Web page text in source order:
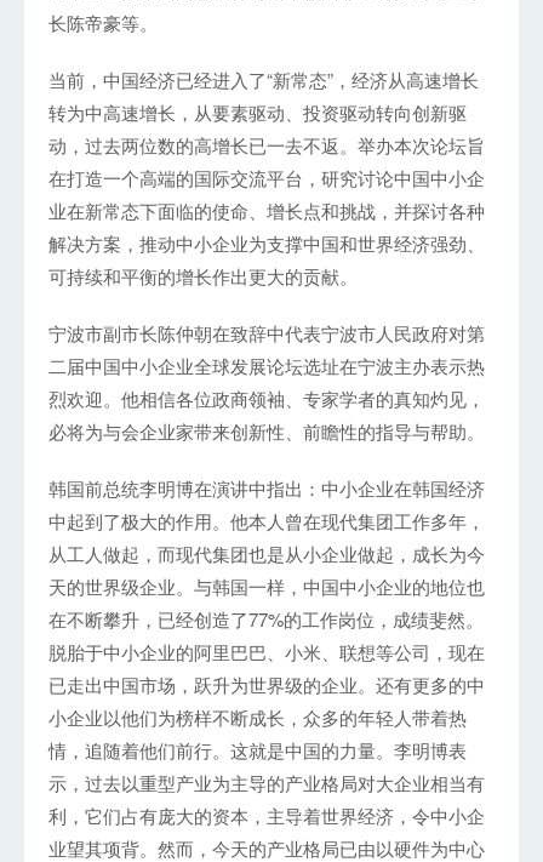
长陈帝豪等。
当前，中国经济已经进入了“新常态”，经济从高速增长
转为中高速增长，从要素驱动、投资驱动转向创新驱
动，过去两位数的高增长已一去不返。举办本次论坛旨
在打造一个高端的国际交流平台，研究讨论中国中小企
业在新常态下面临的使命、增长点和挑战，并探讨各种
解决方案，推动中小企业为支撑中国和世界经济强劲、
可持续和平衡的增长作出更大的贡献。
宁波市副市长陈仲朝在致辞中代表宁波市人民政府对第
二届中国中小企业全球发展论坛选址在宁波主办表示热
烈欢迎。他相信各位政商领袖、专家学者的真知灼见，
必将为与会企业家带来创新性、前瞻性的指导与帮助。
韩国前总统李明博在演讲中指出：中小企业在韩国经济
中起到了极大的作用。他本人曾在现代集团工作多年，
从工人做起，而现代集团也是从小企业做起，成长为今
天的世界级企业。与韩国一样，中国中小企业的地位也
在不断攀升，已经创造了77%的工作岗位，成绩斐然。
脱胎于中小企业的阿里巴巴、小米、联想等公司，现在
已走出中国市场，跃升为世界级的企业。还有更多的中
小企业以他们为榜样不断成长，众多的年轻人带着热
情，追随着他们前行。这就是中国的力量。李明博表
示，过去以重型产业为主导的产业格局对大企业相当有
利，它们占有庞大的资本，主导着世界经济，令中小企
业望其项背。然而，今天的产业格局已由以硬件为中心